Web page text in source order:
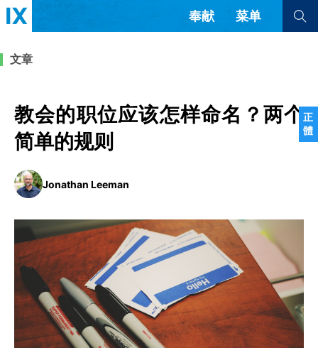
正
體
奉献 菜单
来信
教会带领
福音传讲与宣教 成员制与教会纪律
团契生活与祷告
查看全部
查看全部
西班牙语
葡萄牙语
俄语
乌兹别克语
达里语
波斯语
法语
罗马尼亚语
波兰语
越南语
德语
韩语
土耳其语
阿拉伯语
阿尔巴尼亚语
塞尔维亚语 柬埔寨语
文章
教会的职位应该怎样命名？两个
简单的规则
Jonathan Leeman